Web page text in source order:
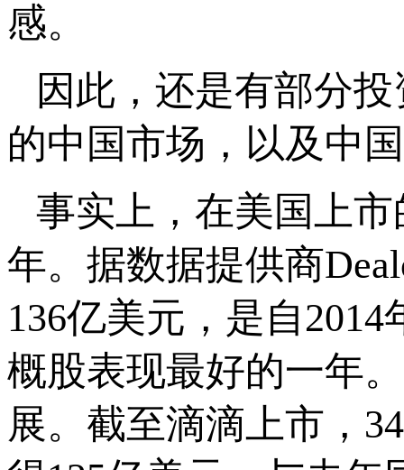
感。
因此，还是有部分
的中国市场，以及中
事实上，在美国上
年。据数据提供商
136亿美元，是自
概股表现最好的一年
展。截至滴滴上市，